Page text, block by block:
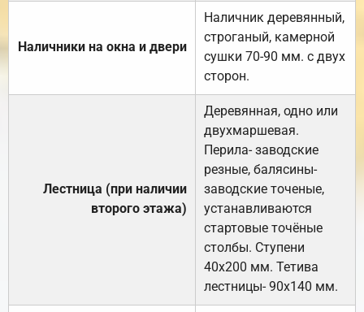
Наличники на окна и двери
Наличник деревянный,
строганый, камерной
сушки 70-90 мм. с двух
сторон.
Лестница (при наличии
второго этажа)
Деревянная, одно или
двухмаршевая.
Перила- заводские
резные, балясины-
заводские точеные,
устанавливаются
стартовые точёные
столбы. Ступени
40х200 мм. Тетива
лестницы- 90х140 мм.